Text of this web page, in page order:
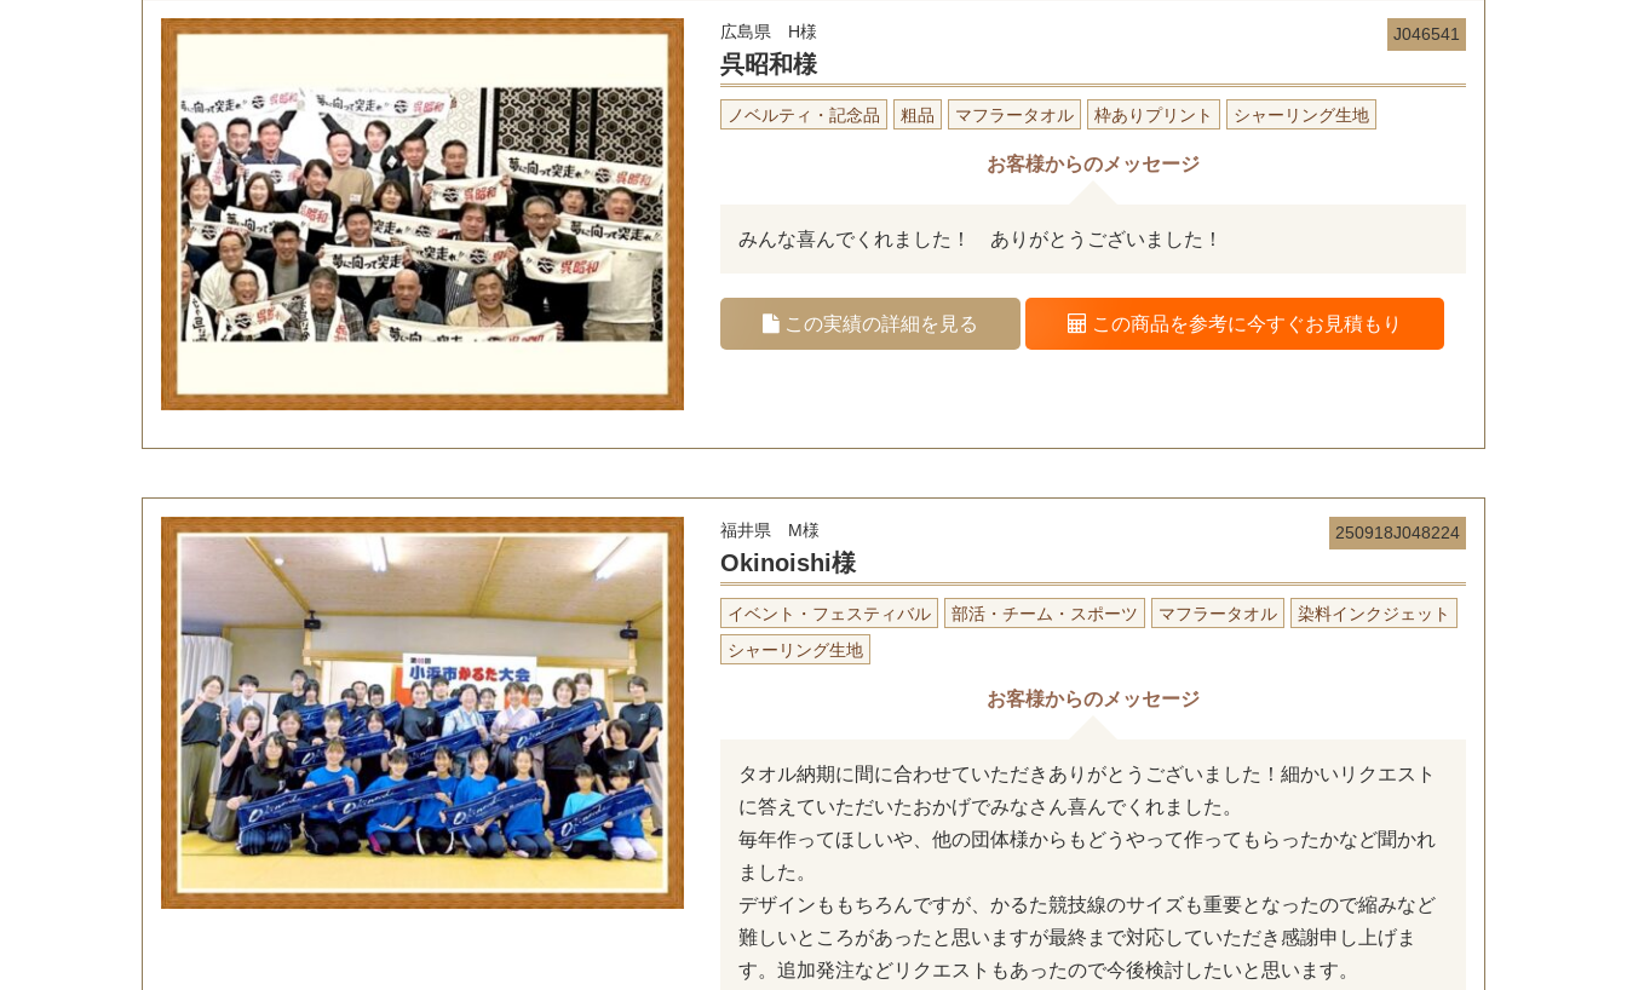
J046541
広島県 H様
呉昭和様
ノベルティ・記念品 粗品 マフラータオル 枠ありプリント シャーリング生地
お客様からのメッセージ
みんな喜んでくれました！ ありがとうございました！
この実績の詳細を見る この商品を参考に今すぐお見積もり
250918J048224
福井県 M様
Okinoishi様
イベント・フェスティバル 部活・チーム・スポーツ マフラータオル
染料インクジェット
シャーリング生地
お客様からのメッセージ
タオル納期に間に合わせていただきありがとうございました！細かいリクエスト
に答えていただいたおかげでみなさん喜んでくれました。
毎年作ってほしいや、他の団体様からもどうやって作ってもらったかなど聞かれ
ました。
デザインももちろんですが、かるた競技線のサイズも重要となったので縮みなど
難しいところがあったと思いますが最終まで対応していただき感謝申し上げま
す。追加発注などリクエストもあったので今後検討したいと思います。